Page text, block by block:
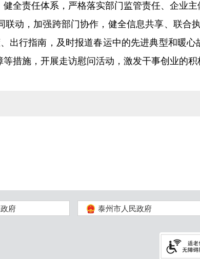
健全责任体系，严格落实部门监管责任、企业
动，加强跨部门协作，健全信息共享、联合
出行指南，及时报道春运中的先进典型和暖
措施，开展走访慰问活动，激发干事创业的积
府 泰州市人民政府